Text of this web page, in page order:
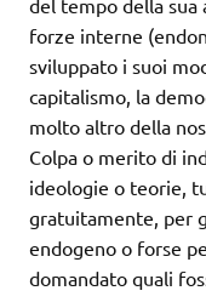
del tempo della sua
forze interne
sviluppato i suoi
capitalismo, la
molto altro della
Colpa o merito di
ideologie o teorie,
gratuitamente, per
endogeno o forse
domandato quali